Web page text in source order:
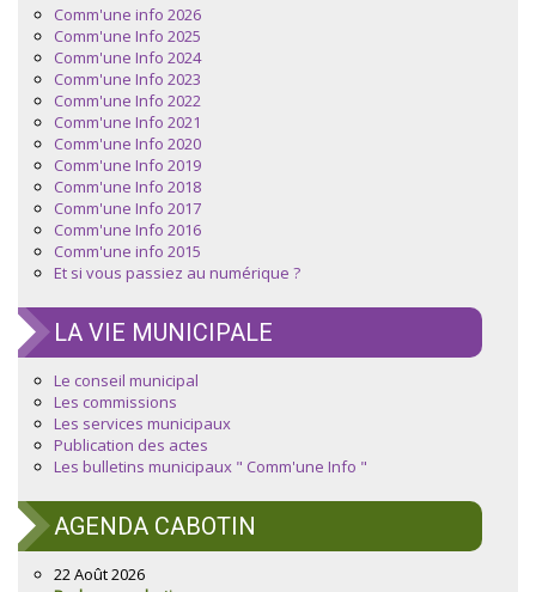
Comm'une info 2026
Comm'une Info 2025
Comm'une Info 2024
Comm'une Info 2023
Comm'une Info 2022
Comm'une Info 2021
Comm'une Info 2020
Comm'une Info 2019
Comm'une Info 2018
Comm'une Info 2017
Comm'une Info 2016
Comm'une info 2015
Et si vous passiez au numérique ?
LA VIE MUNICIPALE
Le conseil municipal
Les commissions
Les services municipaux
Publication des actes
Les bulletins municipaux " Comm'une Info "
AGENDA CABOTIN
22 Août 2026